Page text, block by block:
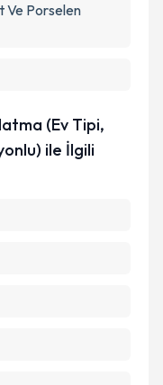
Ve Porselen
(Ev Tipi,
ile İlgili